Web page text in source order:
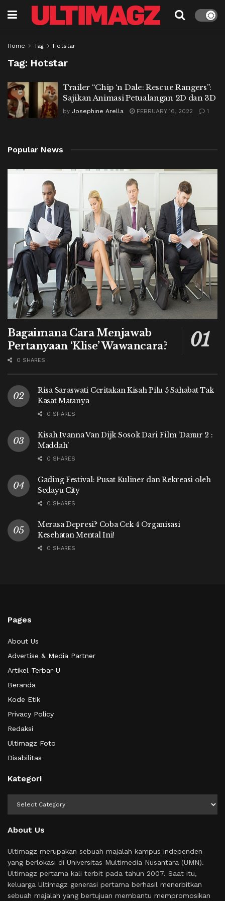
Home Tag Hotstar
Tag: Hotstar
Trailer “Chip ‘n Dale: Rescue Rangers”:
Sajikan Animasi Petualangan 2D dan 3D
by Josephine Arella FEBRUARY 16, 2022 1
Popular News
Bagaimana Cara Menjawab
Pertanyaan ‘Klise’ Wawancara?
0 SHARES
Risa Saraswati Ceritakan Kisah Pilu 5 Sahabat Tak
Kasat Matanya
0 SHARES
Kisah Ivanna Van Dijk Sosok Dari Film ‘Danur 2 :
Maddah’
0 SHARES
Gading Festival: Pusat Kuliner dan Rekreasi oleh
Sedayu City
0 SHARES
Merasa Depresi? Coba Cek 4 Organisasi
Kesehatan Mental Ini!
0 SHARES
Pages
About Us
Advertise & Media Partner
Artikel Terbar-U
Beranda
Kode Etik
Privacy Policy
Redaksi
Ultimagz Foto
Disabilitas
Kategori
About Us
Ultimagz merupakan sebuah majalah kampus independen
yang berlokasi di Universitas Multimedia Nusantara (UMN).
Ultimagz pertama kali terbit pada tahun 2007. Saat itu,
keluarga Ultimagz generasi pertama berhasil menerbitkan
sebuah majalah yang bertujuan membantu mempromosikan